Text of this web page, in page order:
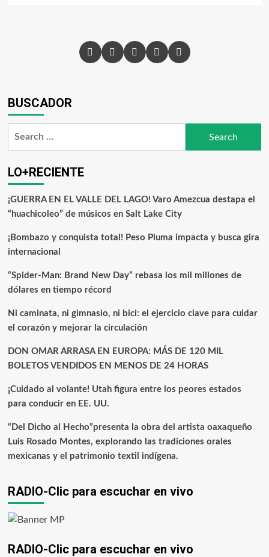
BUSCADOR
LO+RECIENTE
¡GUERRA EN EL VALLE DEL LAGO! Varo Amezcua destapa el
“huachicoleo” de músicos en Salt Lake City
¡Bombazo y conquista total! Peso Pluma impacta y busca gira
internacional
“Spider-Man: Brand New Day” rebasa los mil millones de
dólares en tiempo récord
Ni caminata, ni gimnasio, ni bici: el ejercicio clave para cuidar
el corazón y mejorar la circulación
DON OMAR ARRASA EN EUROPA: MÁS DE 120 MIL
BOLETOS VENDIDOS EN MENOS DE 24 HORAS
¡Cuidado al volante! Utah figura entre los peores estados
para conducir en EE. UU.
“Del Dicho al Hecho”presenta la obra del artista oaxaqueño
Luis Rosado Montes, explorando las tradiciones orales
mexicanas y el patrimonio textil indígena.
RADIO-Clic para escuchar en vivo
RADIO-Clic para escuchar en vivo